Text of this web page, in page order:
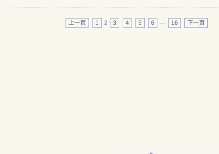
上一页 1 2 3 4 5 6 ··· 16 下一页